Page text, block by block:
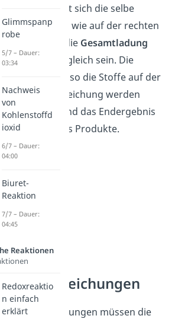
befindet sich die selbe
an Stoffen, wie auf der rechten
Auch muss die Gesamtladung
beiden Seiten gleich sein. Die
also die Stoffe auf der
Seite der Gleichung werden
genannt und das Endergebnis
man als Produkte.
Reaktionsgleichungen müssen die
Glimmspanp
robe
5/7 – Dauer:
03:34
Nachweis
von
Kohlenstoffd
ioxid
6/7 – Dauer:
04:00
Biuret-
Reaktion
7/7 – Dauer:
04:45
Reaktionen
Redoxreaktio
n einfach
erklärt